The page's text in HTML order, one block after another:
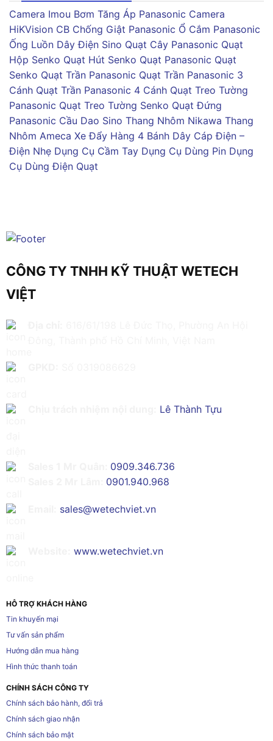
Camera Imou Bơm Tăng Áp Panasonic Camera
HiKVision CB Chống Giật Panasonic Ổ Cắm Panasonic
Ống Luồn Dây Điện Sino Quạt Cây Panasonic Quạt
Hộp Senko Quạt Hút Senko Quạt Panasonic Quạt
Senko Quạt Trần Panasonic Quạt Trần Panasonic 3
Cánh Quạt Trần Panasonic 4 Cánh Quạt Treo Tường
Panasonic Quạt Treo Tường Senko Quạt Đứng
Panasonic Cầu Dao Sino Thang Nhôm Nikawa Thang
Nhôm Ameca Xe Đẩy Hàng 4 Bánh Dây Cáp Điện –
Điện Nhẹ Dụng Cụ Cầm Tay Dụng Cụ Dùng Pin Dụng
Cụ Dùng Điện Quạt
CÔNG TY TNHH KỸ THUẬT WETECH
VIỆT
Lê Thành Tựu
0909.346.736
0901.940.968
sales@wetechviet.vn
www.wetechviet.vn
HỖ TRỢ KHÁCH HÀNG
Tin khuyến mại
Tư vấn sản phẩm
Hướng dẫn mua hàng
Hình thức thanh toán
CHÍNH SÁCH CÔNG TY
Chính sách bảo hành, đổi trả
Chính sách giao nhận
Chính sách bảo mật